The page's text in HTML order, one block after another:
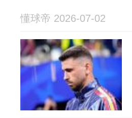
懂球帝 2026-07-02